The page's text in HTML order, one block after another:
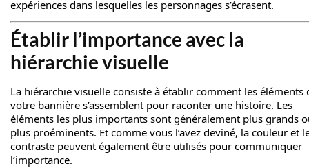
expériences dans lesquelles les personnages s’écrasent.
Établir l’importance avec la
hiérarchie visuelle
La hiérarchie visuelle consiste à établir comment les éléments
votre bannière s’assemblent pour raconter une histoire. Les
éléments les plus importants sont généralement plus grands
plus proéminents. Et comme vous l’avez deviné, la couleur et
contraste peuvent également être utilisés pour communiquer
l’importance.